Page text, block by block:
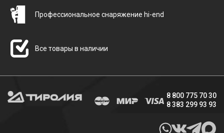
Профессиональное снаряжение hi-end
Все товары в наличии
8 800 775 70 30
8 383 299 93 93